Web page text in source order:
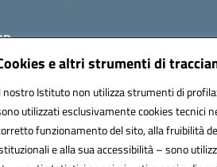
e altri strumenti di
nostro Istituto non utilizza strumenti di
utilizzati esclusivamente cookies tecnici
funzionamento del sito, alla fruibilità
e alla sua accessibilità – sono